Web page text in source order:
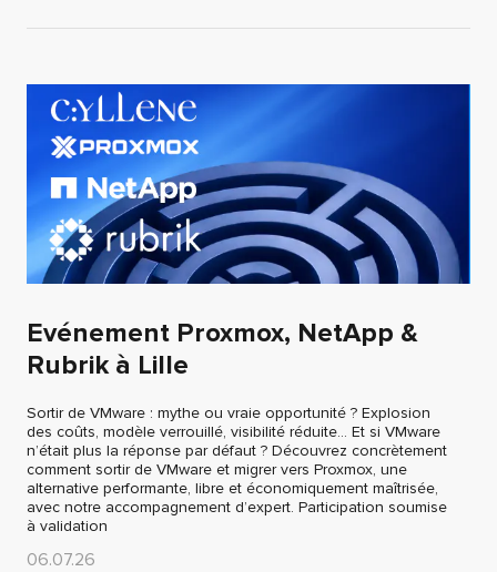
Evénement Proxmox, NetApp &
Rubrik à Lille
Sortir de VMware : mythe ou vraie opportunité ? Explosion
des coûts, modèle verrouillé, visibilité réduite… Et si VMware
n’était plus la réponse par défaut ? Découvrez concrètement
comment sortir de VMware et migrer vers Proxmox, une
alternative performante, libre et économiquement maîtrisée,
avec notre accompagnement d’expert. Participation soumise
à validation
06.07.26